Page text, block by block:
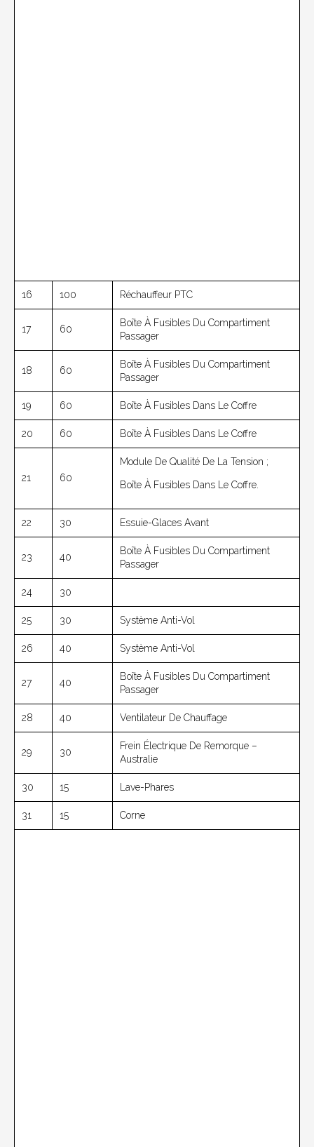
16 100 Réchauffeur PTC
17 60
Boîte À Fusibles Du Compartiment
Passager
18 60
Boîte À Fusibles Du Compartiment
Passager
19 60 Boîte À Fusibles Dans Le Coffre
20 60 Boîte À Fusibles Dans Le Coffre
21 60
Module De Qualité De La Tension ;
Boîte À Fusibles Dans Le Coffre.
22 30 Essuie-Glaces Avant
23 40
Boîte À Fusibles Du Compartiment
Passager
24 30
25 30 Système Anti-Vol
26 40 Système Anti-Vol
27 40
Boîte À Fusibles Du Compartiment
Passager
28 40 Ventilateur De Chauffage
29 30
Frein Électrique De Remorque –
Australie
30 15 Lave-Phares
31 15 Corne